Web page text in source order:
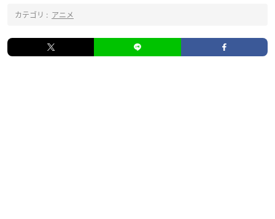
カテゴリ : アニメ